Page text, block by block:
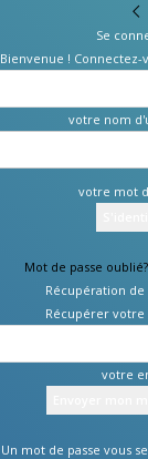
Se
Bienvenue !
votre nom
votre mot
Mot de passe
Récupération de
Récupérer votre
votre
Un mot de passe vous